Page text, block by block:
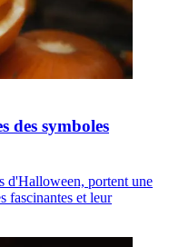
des symboles
d'Halloween, portent une
fascinantes et leur